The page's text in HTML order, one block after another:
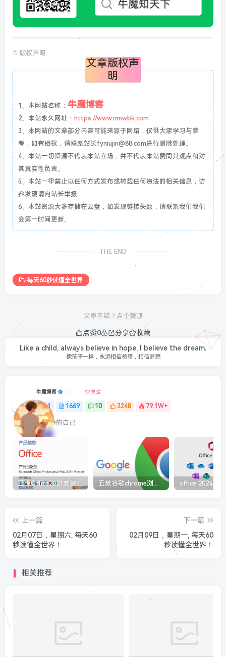
© 版权声明
文章版权声
明
1、本网站名称： 牛魔博客
2、本站永久网址： https://www.nmwbk.com
3、本网站的文章部分内容可能来源于网络，仅供大家学习与参
考，如有侵权，请联系站长fyniujin@88.com进行删除处理。
4、本站一切资源不代表本站立场，并不代表本站赞同其观点和对
其真实性负责。
5、本站一律禁止以任何方式发布或转载任何违法的相关信息，访
客发现请向站长举报
6、本站资源大多存储在云盘，如发现链接失效，请联系我们我们
会第一时间更新。
THE END
每天60秒读懂全世界
文章不错？点个赞呗
点赞0 分享
收藏
Like a child, always believe in hope, I believe the dream.
像孩子一样，永远相信希望，相信梦想
牛魔博客 关注
1 1669 10 2248 79.1W+
最最好的自己
五款谷歌chrome浏览器截图插件工具推荐
上一篇
02月07日，星期六, 每天60
秒读懂全世界！
下一篇
02月09日，星期一, 每天60
秒读懂全世界！
相关推荐